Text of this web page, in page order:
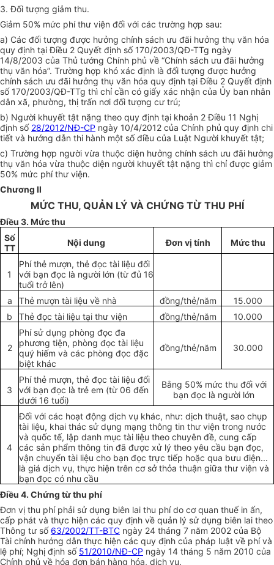
3. Đối tượng giảm thu.
Giảm 50% mức phí thư viện đối với các trường hợp sau:
a) Các đối tượng được hưởng chính sách ưu đãi hưởng thụ văn hóa
quy định tại Điều 2 Quyết định số 170/2003/QĐ-TTg ngày
14/8/2003 của Thủ tướng Chính phủ về “Chính sách ưu đãi hưởng
thụ văn hóa”. Trường hợp khó xác định là đối tượng được hưởng
chính sách ưu đãi hưởng thụ văn hóa quy định tại Điều 2 Quyết định
số 170/2003/QĐ-TTg thì chỉ cần có giấy xác nhận của Ủy ban nhân
dân xã, phường, thị trấn nơi đối tượng cư trú;
b) Người khuyết tật nặng theo quy định tại khoản 2 Điều 11 Nghị
định số 28/2012/NĐ-CP ngày 10/4/2012 của Chính phủ quy định chi
tiết và hướng dẫn thi hành một số điều của Luật Người khuyết tật;
c) Trường hợp người vừa thuộc diện hưởng chính sách ưu đãi hưởng
thụ văn hóa vừa thuộc diện người khuyết tật nặng thì chỉ được giảm
50% mức phí thư viện.
Chương II
MỨC THU, QUẢN LÝ VÀ CHỨNG TỪ THU PHÍ
Điều 3. Mức thu
Số
TT
Nội dung Đơn vị tính Mức thu
1
Phí thẻ mượn, thẻ đọc tài liệu đối
với bạn đọc là người lớn (từ đủ 16
tuổi trở lên)
a
Thẻ mượn tài liệu về nhà đồng/thẻ/năm
15.000
b
Thẻ đọc tài liệu tại thư viện đồng/thẻ/năm 10.000
2
Phí sử dụng phòng đọc đa
phương tiện, phòng đọc tài liệu
quý hiếm và các phòng đọc đặc
biệt khác
đồng/thẻ/năm 30.000
3
Phí thẻ mượn, thẻ đọc tài liệu đối
với bạn đọc là trẻ em (từ 06 đến
dưới 16 tuổi)
Bằng 50% mức thu đối với
bạn đọc là người lớn
4
Đối với các hoạt động dịch vụ khác, như: dịch thuật, sao chụp
tài liệu, khai thác sử dụng mạng thông tin thư viện trong nước
và quốc tế, lập danh mục tài liệu theo chuyên đề, cung cấp
các sản phẩm thông tin đã được xử lý theo yêu cầu bạn đọc,
vận chuyển tài liệu cho bạn đọc trực tiếp hoặc qua bưu điện...
là giá dịch vụ, thực hiện trên cơ sở thỏa thuận giữa thư viện và
bạn đọc có nhu cầu
Điều 4. Chứng từ thu phí
Đơn vị thu phí phải sử dụng biên lai thu phí do cơ quan thuế in ấn,
cấp phát và thực hiện các quy định về quản lý sử dụng biên lai theo
Thông tư số 63/2002/TT-BTC ngày 24 tháng 7 năm 2002 của Bộ
Tài chính hướng dẫn thực hiện các quy định của pháp luật về phí và
lệ phí; Nghị định số 51/2010/NĐ-CP ngày 14 tháng 5 năm 2010 của
Chính phủ về hóa đơn bán hàng hóa, dịch vụ.